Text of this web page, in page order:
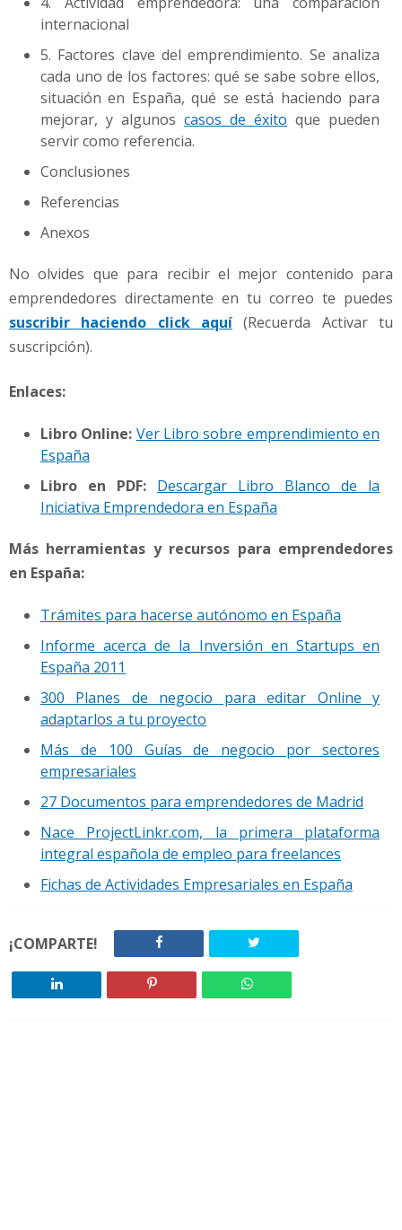
internacional
5. Factores clave del emprendimiento. Se analiza
cada uno de los factores: qué se sabe sobre ellos,
situación en España, qué se está haciendo para
mejorar, y algunos casos de éxito que pueden
servir como referencia.
Conclusiones
Referencias
Anexos
No olvides que para recibir el mejor contenido para
emprendedores directamente en tu correo te puedes
suscribir haciendo click aquí (Recuerda Activar tu
suscripción).
Enlaces:
Libro Online: Ver Libro sobre emprendimiento en
España
Libro en PDF: Descargar Libro Blanco de la
Iniciativa Emprendedora en España
Más herramientas y recursos para emprendedores
en España:
Trámites para hacerse autónomo en España
Informe acerca de la Inversión en Startups en
España 2011
300 Planes de negocio para editar Online y
adaptarlos a tu proyecto
Más de 100 Guías de negocio por sectores
empresariales
27 Documentos para emprendedores de Madrid
Nace ProjectLinkr.com, la primera plataforma
integral española de empleo para freelances
Fichas de Actividades Empresariales en España
¡COMPARTE!